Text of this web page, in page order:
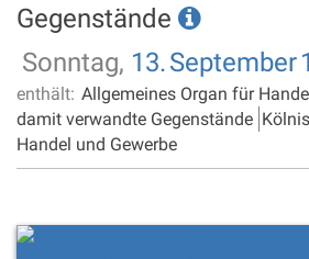
Gegenstände
Sonntag, 13.September
enthält: Allgemeines Organ für
damit verwandte Gegenstände
Handel und Gewerbe